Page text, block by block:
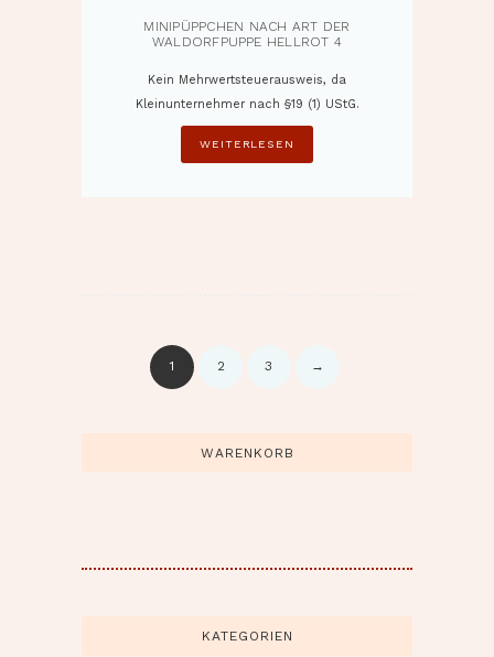
MINIPÜPPCHEN NACH ART DER
WALDORFPUPPE HELLROT 4
Kein Mehrwertsteuerausweis, da
Kleinunternehmer nach §19 (1) UStG.
WEITERLESEN
1 2 3 →
WARENKORB
KATEGORIEN